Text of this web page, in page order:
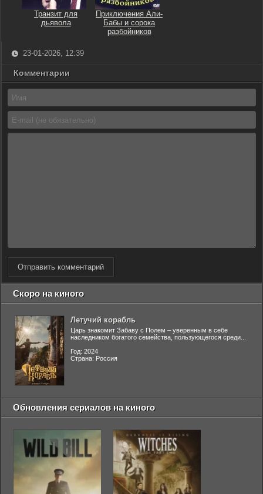
Транзит для
дьявола
Приключения Али-
Бабы и сорока
разбойников
23-01-2026, 12:39
Комментарии
Отправить комментарий
Скоро на киного
Летучий корабль
Царь знакомит Забаву с Полем – уверенным в себе
наследником богатого семейства, пользующегося среди...
Год: 2024
Страна: Россия
Обновления сериалов на киного